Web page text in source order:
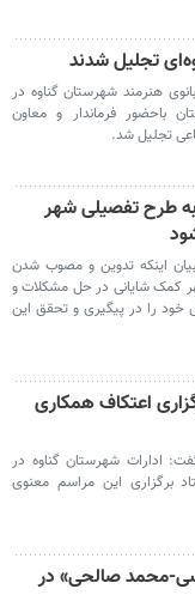
تجلیل شدند
هنرمند شهرستان گناوه در
باحضور فرماندار و معاون
تجلیل شد.
طرح تفصیلی شهر
بیان اینکه تدوین و مصوب شدن
کمک شایانی در حل مشکلات و
را در پیگیری و تحقق این
اعتکاف همکاری
گفت: ادارات شهرستان گناوه در
برگزاری این مراسم معنوی
محمد صالحی» در